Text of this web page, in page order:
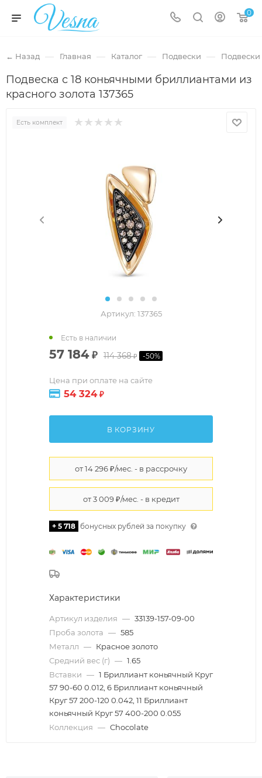
0
← Назад — Главная — Каталог — Подвески — Подвески
Подвеска с 18 коньячными бриллиантами из
красного золота 137365
Есть комплект
Артикул: 137365
57 184₽ 114 368₽ -50%
Цена при оплате на сайте
54 324₽
Есть в наличии
В КОРЗИНУ
+ 5 718 бонусных рублей за покупку
Характеристики
Артикул изделия — 33139-157-09-00
Проба золота — 585
Металл — Красное золото
Средний вес (г) — 1.65
Вставки — 1 Бриллиант коньячный Круг
57 90-60 0.012, 6 Бриллиант коньячный
Круг 57 200-120 0.042, 11 Бриллиант
коньячный Круг 57 400-200 0.055
Коллекция — Chocolate